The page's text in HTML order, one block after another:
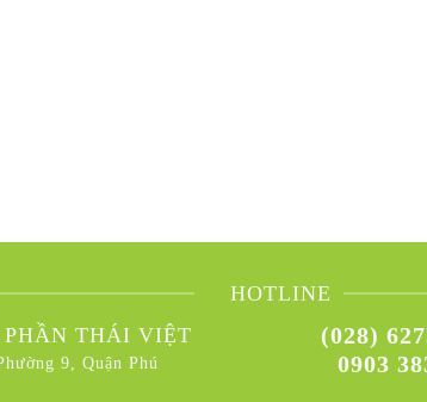
PHẦN THÁI VIỆT
9, Quận Phú
HOTLINE
(028)
0903